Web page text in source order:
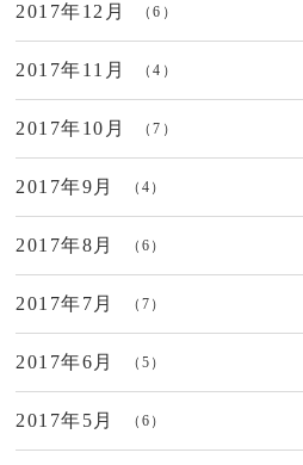
2017年12月 （6）
2017年11月 （4）
2017年10月 （7）
2017年9月 （4）
2017年8月 （6）
2017年7月 （7）
2017年6月 （5）
2017年5月 （6）